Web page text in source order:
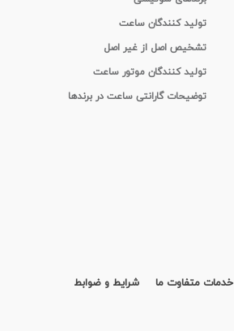
تولید کنندگان ساعت
تشخیص اصل از غیر اصل
تولید کنندگان موتور ساعت
توضیحات گارانتی ساعت در برندها
خدمات متفاوت ما
شرایط و ضوابط